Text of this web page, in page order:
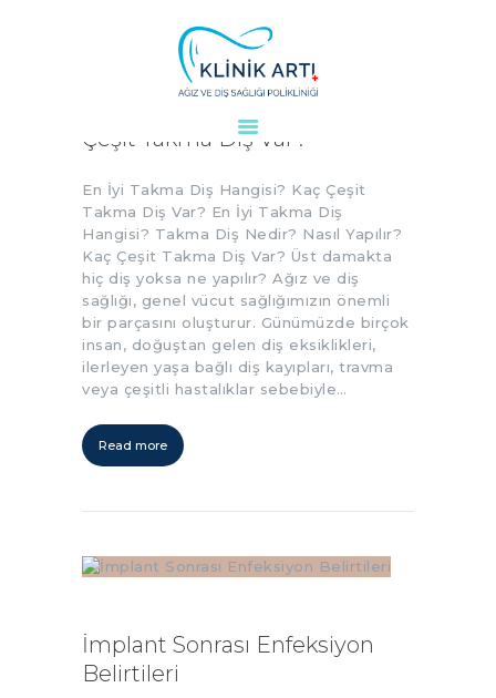
ANASAYFA
KURUMSAL
DOKTORLARIMIZ
TEDAVILER
VAKALAR
KVKK
AYDINLATMA
METNI
BLOG
KLINIĞIMIZ
İLETIŞIM
Çeşit Takma Diş Var?
En İyi Takma Diş Hangisi? Kaç Çeşit
Takma Diş Var? En İyi Takma Diş
Hangisi? Takma Diş Nedir? Nasıl Yapılır?
Kaç Çeşit Takma Diş Var? Üst damakta
hiç diş yoksa ne yapılır? Ağız ve diş
sağlığı, genel vücut sağlığımızın önemli
bir parçasını oluşturur. Günümüzde birçok
insan, doğuştan gelen diş eksiklikleri,
ilerleyen yaşa bağlı diş kayıpları, travma
veya çeşitli hastalıklar sebebiyle…
Read more
İmplant Sonrası Enfeksiyon
Belirtileri